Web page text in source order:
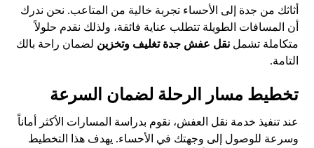
أثاثك من جدة إلى الأحساء تجربة خالية من المتاعب. نحن ندرك
أن المسافات الطويلة تتطلب عناية فائقة، ولذلك نقدم حلولاً
متكاملة تشملنقل عفش جدة تغليف وتخزين لضمان راحة بالك
التامة.
تخطيط مسار الرحلة لضمان السرعة
عند تنفيذ خدمة نقل العفش، نقوم بدراسة المسارات الأكثر أماناً
وسرعة للوصول إلى وجهتك في الأحساء. يهدف هذا التخطيط